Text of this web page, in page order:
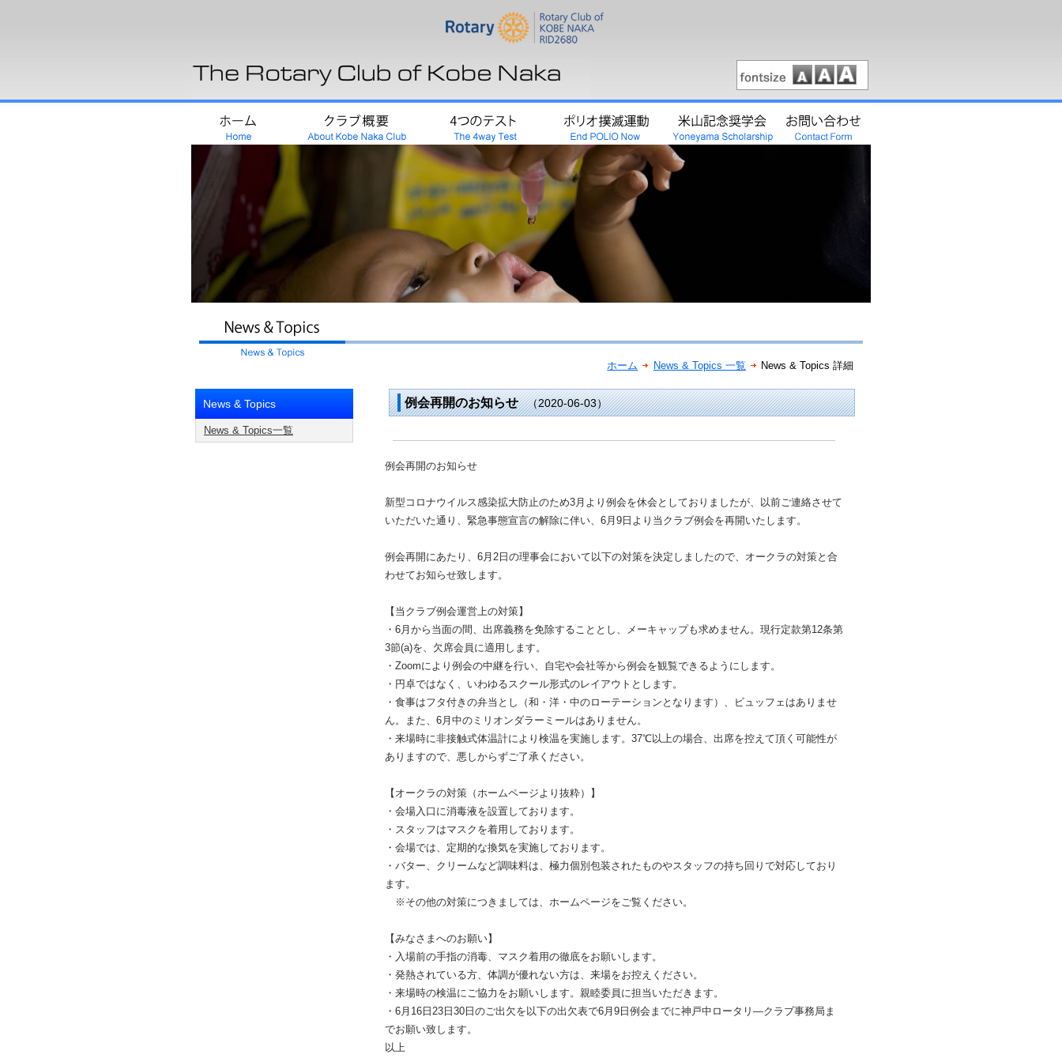
ホーム News & Topics 一覧 News & Topics 詳細
例会再開のお知らせ （2020-06-03）
例会再開のお知らせ
新型コロナウイルス感染拡大防止のため3月より例会を休会としておりましたが、以前ご連絡させて
いただいた通り、緊急事態宣言の解除に伴い、6月9日より当クラブ例会を再開いたします。
例会再開にあたり、6月2日の理事会において以下の対策を決定しましたので、オークラの対策と合
わせてお知らせ致します。
【当クラブ例会運営上の対策】
・6月から当面の間、出席義務を免除することとし、メーキャップも求めません。現行定款第12条第
3節(a)を、欠席会員に適用します。
・Zoomにより例会の中継を行い、自宅や会社等から例会を観覧できるようにします。
・円卓ではなく、いわゆるスクール形式のレイアウトとします。
・食事はフタ付きの弁当とし（和・洋・中のローテーションとなります）、ビュッフェはありませ
ん。また、6月中のミリオンダラーミールはありません。
・来場時に非接触式体温計により検温を実施します。37℃以上の場合、出席を控えて頂く可能性が
ありますので、悪しからずご了承ください。
【オークラの対策（ホームページより抜粋）】
・会場入口に消毒液を設置しております。
・スタッフはマスクを着用しております。
・会場では、定期的な換気を実施しております。
・バター、クリームなど調味料は、極力個別包装されたものやスタッフの持ち回りで対応しており
ます。
※その他の対策につきましては、ホームページをご覧ください。
【みなさまへのお願い】
・入場前の手指の消毒、マスク着用の徹底をお願いします。
・発熱されている方、体調が優れない方は、来場をお控えください。
・来場時の検温にご協力をお願いします。親睦委員に担当いただきます。
・6月16日23日30日のご出欠を以下の出欠表で6月9日例会までに神戸中ロータリ―クラブ事務局ま
でお願い致します。
以上
News & Topics
News & Topics一覧